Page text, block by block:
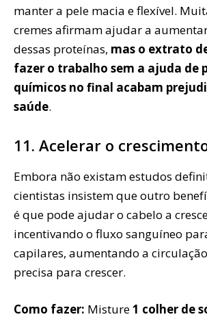
manter a pele macia e flexível.
cremes afirmam ajudar a
dessas proteínas, mas o extrato
fazer o trabalho sem a ajuda de
químicos no final acabam
saúde.
11. Acelerar o
Embora não existam estudos
cientistas insistem que outro
é que pode ajudar o cabelo a
incentivando o fluxo sanguíneo
capilares, aumentando a
precisa para crescer.
Como fazer: Misture1 colher de